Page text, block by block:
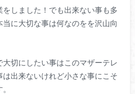
しました！でも出来ない事も多
に大切な事は何なのをを沢山向
切にしたい事はこのマザーテレ
出来ないけれど小さな事にこそ